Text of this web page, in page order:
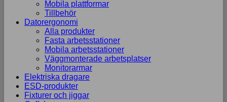
Mobila plattformar
Tillbehör
Datorergonomi
Alla produkter
Fasta arbetsstationer
Mobila arbetsstationer
Väggmonterade arbetsplatser
Monitorarmar
Elektriska dragare
ESD-produkter
Fixturer och jiggar